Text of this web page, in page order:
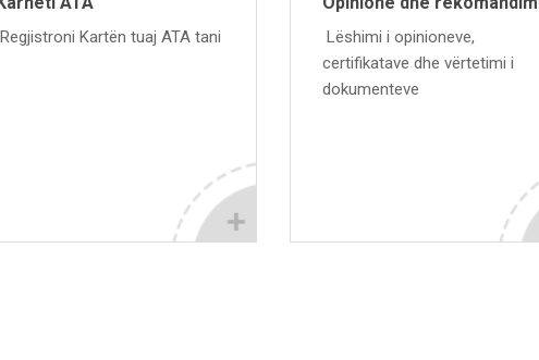
Regjistroni Kartën tuaj ATA tani
Lëshimi i opinioneve,
certifikatave dhe vërtetimi i
dokumenteve